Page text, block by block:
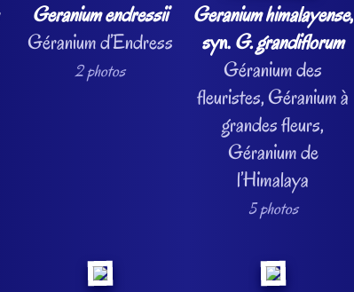
Geranium endressii
Géranium d’Endress
2 photos
Geranium himalayense,
syn.G. grandiflorum
Géranium des
fleuristes, Géranium à
grandes fleurs,
Géranium de
l’Himalaya
5 photos